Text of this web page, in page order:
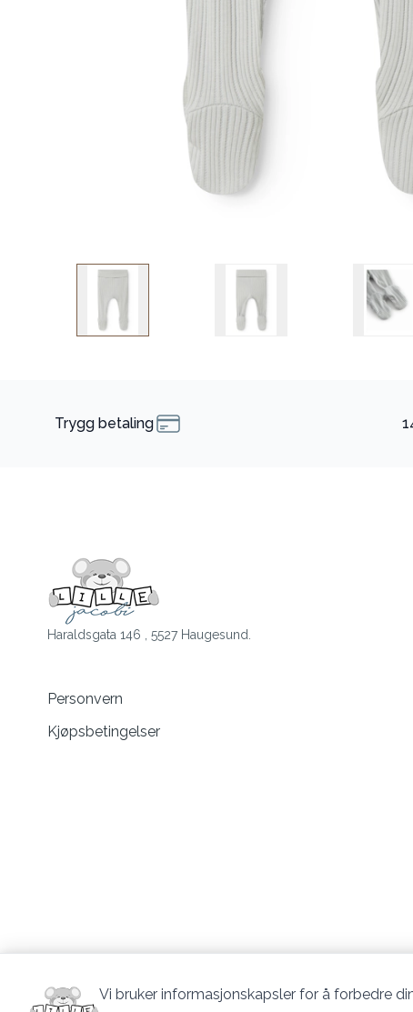
Trygg betaling
Haraldsgata 146 , 5527 Haugesund.
Personvern
Kjøpsbetingelser
Vi bruker informasjonskapsler for å forbedre